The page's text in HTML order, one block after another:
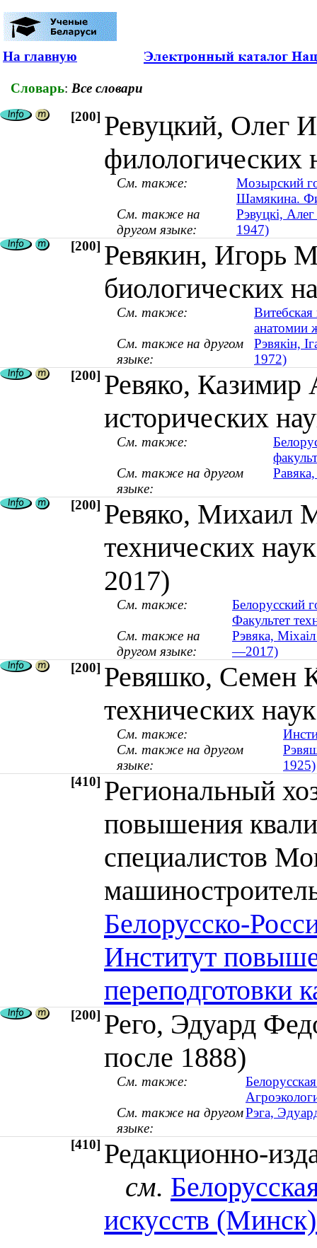
На главную
Словарь: Все словари
[200] Ревуцкий, Олег
филологических
См. также:
Мозырский
Шамякина.
См. также на
другом языке:
Рэвуцкі,
1947)
[200] Ревякин, Игорь
биологических
См. также:
анатомии
См. также на другом
языке:
Рэвякін,
1972)
[200] Ревяко, Казимир
исторических
См. также:
См. также на другом
языке:
[200] Ревяко, Михаил
технических
2017)
См. также:
Белорусский
Факультет
См. также на
другом языке:
Рэвяка,
—2017)
[200] Ревяшко, Семен
технических
См. также:
См. также на другом
языке:
1925)
[410] Региональный
повышения
специалистов
Белорусско-
Институт
переподготовки
[200] Рего, Эдуард
после 1888)
См. также:
См. также на другом
языке:
Рэга,
[410] Редакционно-
см.
искусств